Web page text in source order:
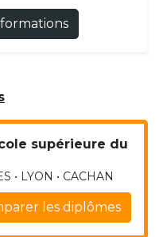
supérieure du
• LYON • CACHAN
les diplômes